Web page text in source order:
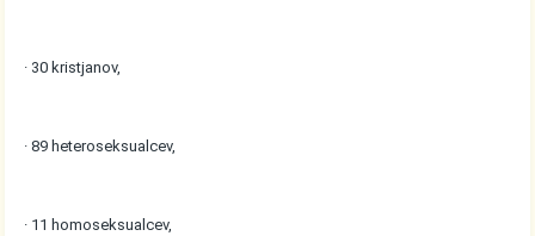
· 30 kristjanov,
· 89 heteroseksualcev,
· 11 homoseksualcev,